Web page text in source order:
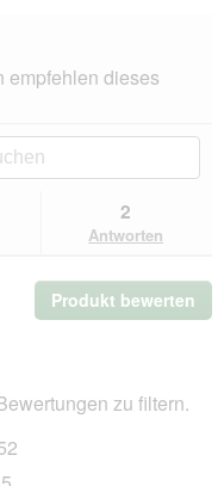
empfehlen dieses
2
Antworten
Produkt bewerten
Mit
zu filtern.